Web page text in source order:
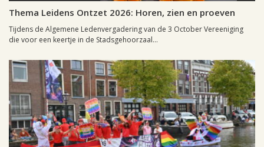
Thema Leidens Ontzet 2026: Horen, zien en proeven
Tijdens de Algemene Ledenvergadering van de 3 October Vereeniging
die voor een keertje in de Stadsgehoorzaal...